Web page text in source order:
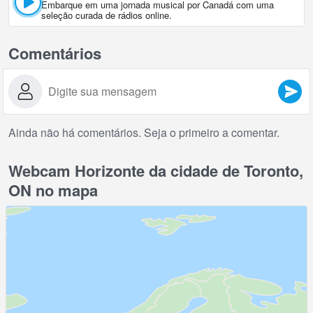
Embarque em uma jornada musical por Canadá com uma
seleção curada de rádios online.
Comentários
Ainda não há comentários. Seja o primeiro a comentar.
Webcam Horizonte da cidade de Toronto,
ON no mapa